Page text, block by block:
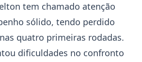
tem chamado atenção
sólido, tendo perdido
quatro primeiras rodadas.
dificuldades no confronto